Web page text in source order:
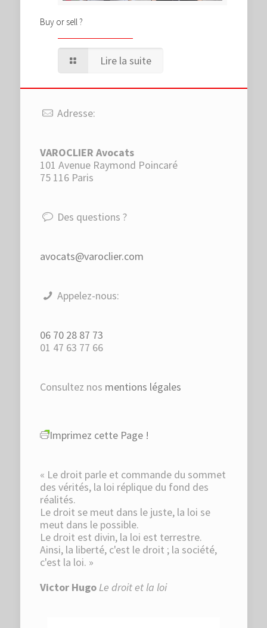
Buy or sell ?
Lire la suite
Adresse:
VAROCLIER Avocats
101 Avenue Raymond Poincaré
75 116 Paris
Des questions ?
avocats@varoclier.com
Appelez-nous:
06 70 28 87 73
01 47 63 77 66
Consultez nos mentions légales
Imprimez cette Page !
« Le droit parle et commande du sommet
des vérités, la loi réplique du fond des
réalités.
Le droit se meut dans le juste, la loi se
meut dans le possible.
Le droit est divin, la loi est terrestre.
Ainsi, la liberté, c'est le droit ; la société,
c'est la loi. »
Victor HugoLe droit et la loi